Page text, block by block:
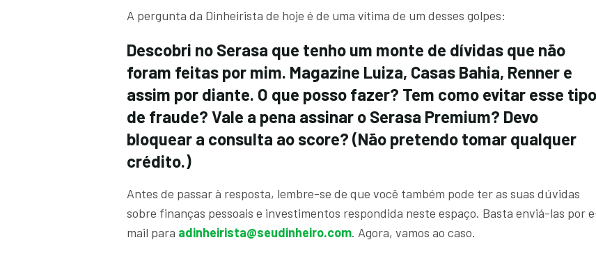
A pergunta da Dinheirista de hoje é de uma vítima de um desses golpes:
Descobri no Serasa que tenho um monte de dívidas que não
foram feitas por mim. Magazine Luiza, Casas Bahia, Renner e
assim por diante. O que posso fazer? Tem como evitar esse tipo
de fraude? Vale a pena assinar o Serasa Premium? Devo
bloquear a consulta ao score? (Não pretendo tomar qualquer
crédito.)
Antes de passar à resposta, lembre-se de que você também pode ter as suas dúvidas
sobre finanças pessoais e investimentos respondida neste espaço. Basta enviá-las por
mail para adinheirista@seudinheiro.com. Agora, vamos ao caso.